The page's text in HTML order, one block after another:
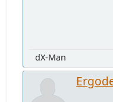
dX-Man